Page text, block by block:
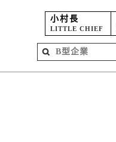
小村長
LITTLE CHIEF